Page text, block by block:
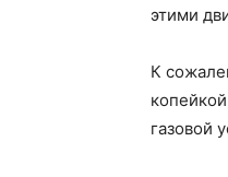
этими
К
газовой